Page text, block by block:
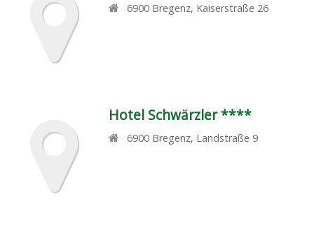
6900 Bregenz, Kaiserstraße 26
Hotel Schwärzler ****
6900 Bregenz, Landstraße 9